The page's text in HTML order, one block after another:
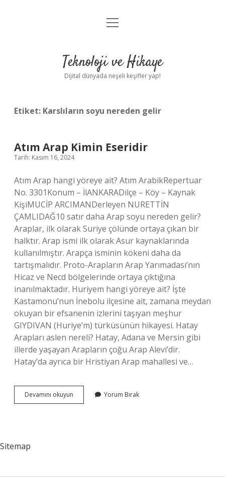
Anasayfa
Yasal Uyarı
menüyü
Teknoloji ve Hikaye
Dijital dünyada neşeli keşifler yap!
Etiket: Karslıların soyu nereden gelir
Atım Arap Kimin Eseridir
Tarih: Kasım 16, 2024
Atım Arap hangi yöreye ait? Atım ArabikRepertuar
No. 3301Konum – İlANKARADilçe – Köy – Kaynak
KişiMUCİP ARCIMANDerleyen NURETTİN
ÇAMLIDAĞ10 satır daha Arap soyu nereden gelir?
Araplar, ilk olarak Suriye çölünde ortaya çıkan bir
halktır. Arap ismi ilk olarak Asur kaynaklarında
kullanılmıştır. Arapça isminin kökeni daha da
tartışmalıdır. Proto-Arapların Arap Yarımadası’nın
Hicaz ve Necd bölgelerinde ortaya çıktığına
inanılmaktadır. Huriyem hangi yöreye ait? İşte
Kastamonu’nun İnebolu ilçesine ait, zamana meydan
okuyan bir efsanenin izlerini taşıyan meşhur
GIYDIVAN (Huriye’m) türküsünün hikayesi. Hatay
Arapları aslen nereli? Hatay, Adana ve Mersin gibi
illerde yaşayan Arapların çoğu Arap Alevi’dir.
Hatay’da ayrıca bir Hristiyan Arap mahallesi ve…
Devamını okuyun
Arap
Yorum Bırak
Sitemap